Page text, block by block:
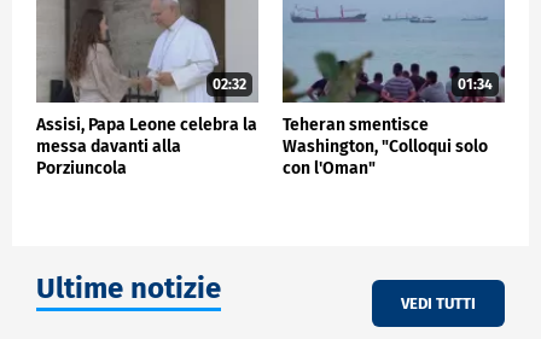
02:32
Assisi, Papa Leone celebra la
messa davanti alla
Porziuncola
01:34
Teheran smentisce
Washington, "Colloqui solo
con l'Oman"
Ultime notizie VEDI TUTTI